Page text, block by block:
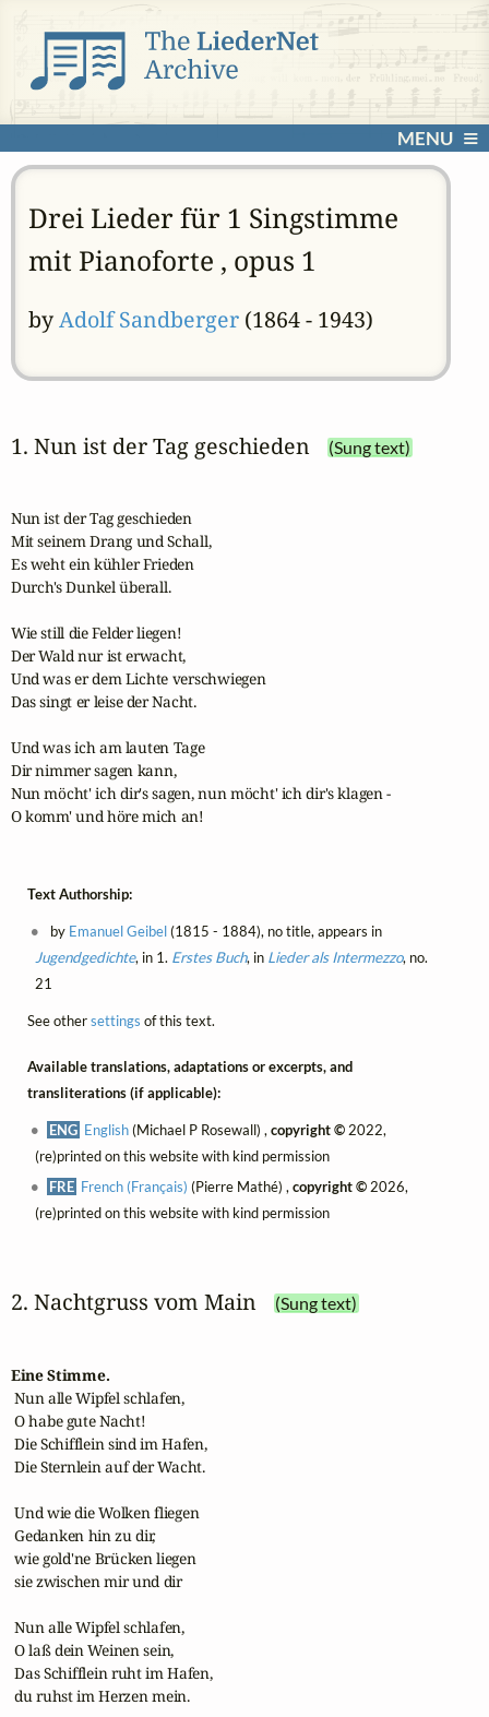
MENU
Drei Lieder für 1 Singstimme
mit Pianoforte , opus 1
byAdolf Sandberger(1864 - 1943)
1. Nun ist der Tag geschieden (Sung text)
Nun ist der Tag geschieden
Mit seinem Drang und Schall,
Es weht ein kühler Frieden
Durch's Dunkel überall.
Wie still die Felder liegen!
Der Wald nur ist erwacht,
Und was er dem Lichte verschwiegen
Das singt er leise der Nacht.
Und was ich am lauten Tage
Dir nimmer sagen kann,
Nun möcht' ich dir's sagen, nun möcht' ich dir's klagen -
O komm' und höre mich an!
Text Authorship:
by Emanuel Geibel(1815 - 1884), no title, appears in
Jugendgedichte, in 1. Erstes Buch, in Lieder als Intermezzo, no.
21
See othersettings of this text.
Available translations, adaptations or excerpts, and
transliterations (if applicable):
ENG English(Michael P Rosewall) ,copyright © 2022,
(re)printed on this website with kind permission
FRE French (Français) (Pierre Mathé) ,copyright © 2026,
(re)printed on this website with kind permission
2. Nachtgruss vom Main (Sung text)
Eine Stimme.
Nun alle Wipfel schlafen,
O habe gute Nacht!
Die Schifflein sind im Hafen,
Die Sternlein auf der Wacht.
Und wie die Wolken fliegen
Gedanken hin zu dir,
wie gold'ne Brücken liegen
sie zwischen mir und dir
Nun alle Wipfel schlafen,
O laß dein Weinen sein,
Das Schifflein ruht im Hafen,
du ruhst im Herzen mein.